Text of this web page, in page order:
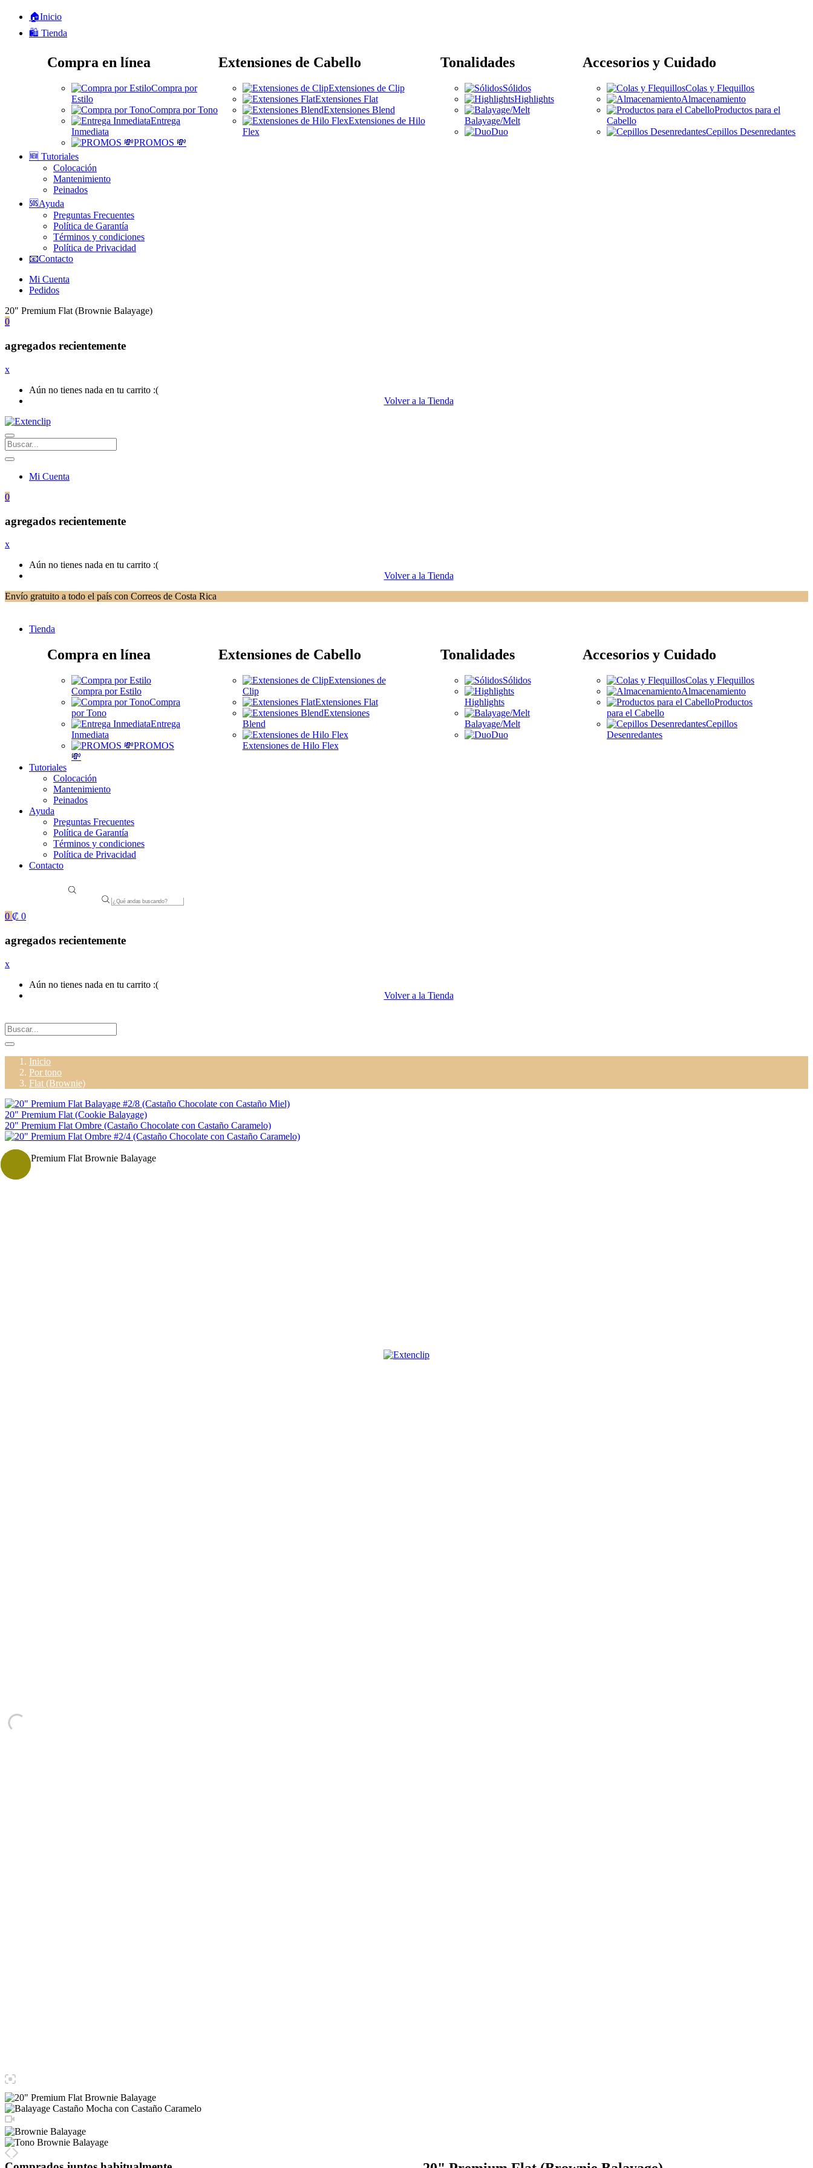
🏠Inicio
🛍️ Tienda
Compra en línea
Compra por
Estilo
Compra por Tono
Entrega
Inmediata
PROMOS 💸
Extensiones de Cabello
Extensiones de Clip
Extensiones Flat
Extensiones Blend
Extensiones de Hilo
Flex
Tonalidades
Sólidos
Highlights
Balayage/Melt
Duo
Accesorios y Cuidado
Colas y Flequillos
Almacenamiento
Productos para el
Cabello
Cepillos Desenredantes
🆕 Tutoriales
Colocación
Mantenimiento
Peinados
🆘Ayuda
Preguntas Frecuentes
Política de Garantía
Términos y condiciones
Política de Privacidad
📧Contacto
Mi Cuenta
Pedidos
20" Premium Flat (Brownie Balayage)
0
agregados recientemente
x
Aún no tienes nada en tu carrito :(
Volver a la Tienda
Mi Cuenta
0
agregados recientemente
x
Aún no tienes nada en tu carrito :(
Volver a la Tienda
Envío gratuito a todo el país con Correos de Costa Rica
Tienda
Compra en línea
Compra por Estilo
Compra
por Tono
Entrega
Inmediata
PROMOS
💸
Extensiones de Cabello
Extensiones de
Clip
Extensiones Flat
Extensiones
Blend
Extensiones de Hilo Flex
Tonalidades
Sólidos
Highlights
Balayage/Melt
Duo
Accesorios y Cuidado
Colas y Flequillos
Almacenamiento
Productos
para el Cabello
Cepillos
Desenredantes
Tutoriales
Colocación
Mantenimiento
Peinados
Ayuda
Preguntas Frecuentes
Política de Garantía
Términos y condiciones
Política de Privacidad
Contacto
Products
search
0 ₡ 0
agregados recientemente
x
Aún no tienes nada en tu carrito :(
Volver a la Tienda
Inicio
Por tono
Flat (Brownie)
20" Premium Flat (Cookie Balayage)
20" Premium Flat Ombre (Castaño Chocolate con Castaño Caramelo)